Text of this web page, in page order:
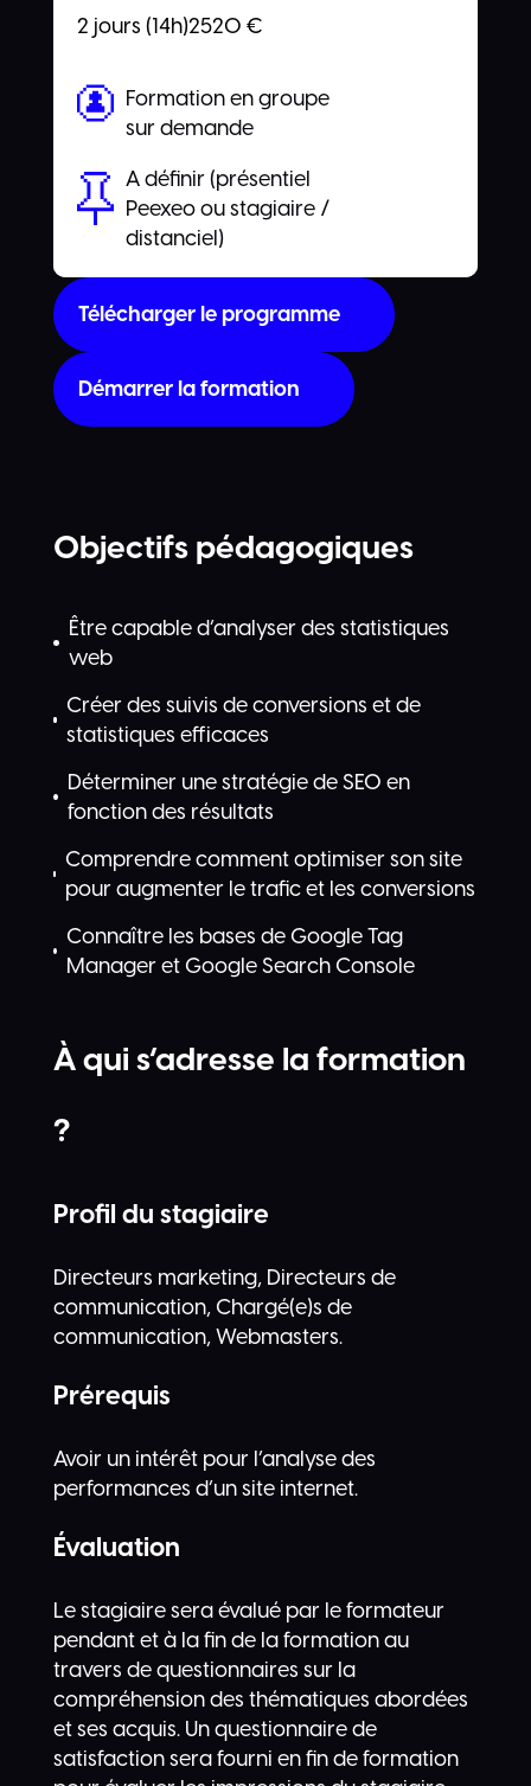
2 jours (14h)2520 €
Formation en groupe
sur demande
A définir (présentiel
Peexeo ou stagiaire /
distanciel)
Télécharger le programme
Démarrer la formation
Objectifs pédagogiques
Être capable d’analyser des statistiques
web
Créer des suivis de conversions et de
statistiques efficaces
Déterminer une stratégie de SEO en
fonction des résultats
Comprendre comment optimiser son site
pour augmenter le trafic et les conversions
Connaître les bases de Google Tag
Manager et Google Search Console
À qui s’adresse la formation
?
Profil du stagiaire
Directeurs marketing, Directeurs de
communication, Chargé(e)s de
communication, Webmasters.
Prérequis
Avoir un intérêt pour l’analyse des
performances d’un site internet.
Évaluation
Le stagiaire sera évalué par le formateur
pendant et à la fin de la formation au
travers de questionnaires sur la
compréhension des thématiques abordées
et ses acquis. Un questionnaire de
satisfaction sera fourni en fin de formation